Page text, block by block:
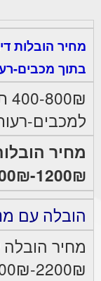
בתוך מכבים-
למכבים-רעות עד
1200₪-2000₪
הובלה עם
2200₪-3000₪